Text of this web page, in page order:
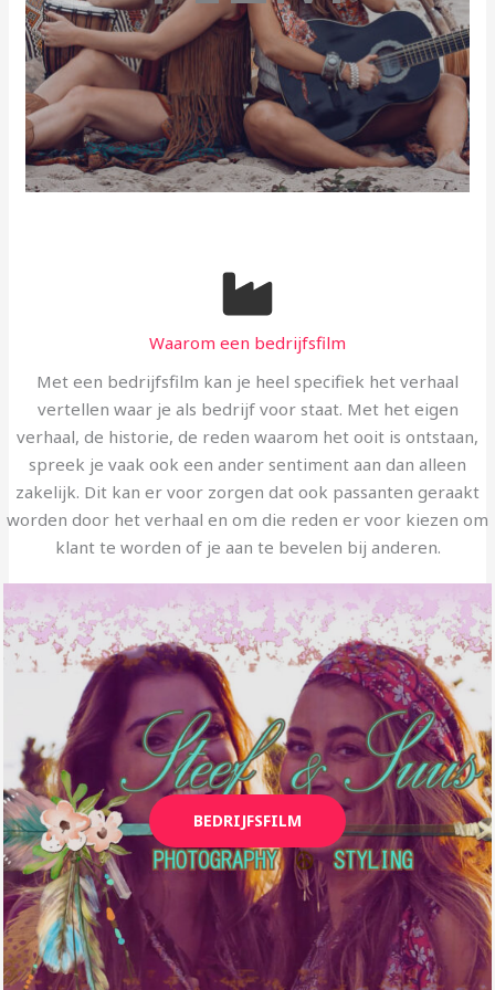
Waarom een bedrijfsfilm
Met een bedrijfsfilm kan je heel specifiek het verhaal
vertellen waar je als bedrijf voor staat. Met het eigen
verhaal, de historie, de reden waarom het ooit is ontstaan,
spreek je vaak ook een ander sentiment aan dan alleen
zakelijk. Dit kan er voor zorgen dat ook passanten geraakt
worden door het verhaal en om die reden er voor kiezen om
klant te worden of je aan te bevelen bij anderen.
BEDRIJFSFILM